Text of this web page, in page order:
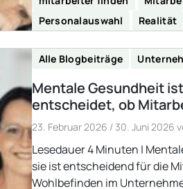
Personalauswahl
Realität
Alle Blogbeiträge
Mentale Gesundheit
entscheidet, ob
23. Februar 2026 / 30. Juni 2026
Lesedauer 4 Minuten |
sie ist entscheidend für die
Wohlbefinden im